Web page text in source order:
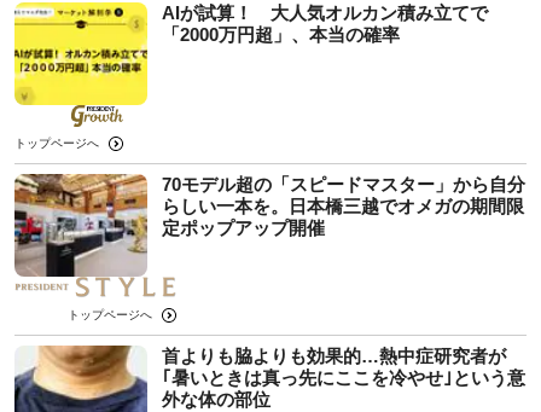
AIが試算！ 大人気オルカン積み立てで
「2000万円超」、本当の確率
トップページへ
70モデル超の「スピードマスター」から自分
らしい一本を。日本橋三越でオメガの期間限
定ポップアップ開催
トップページへ
首よりも脇よりも効果的…熱中症研究者が
｢暑いときは真っ先にここを冷やせ｣という意
外な体の部位